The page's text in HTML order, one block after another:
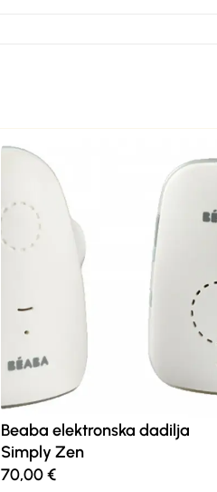
Beaba elektronska dadilja
Simply Zen
70,00€